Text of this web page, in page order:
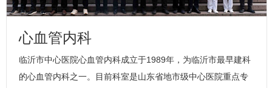
心血管内科
临沂市中心医院心血管内科成立于1989年，为临沂市最早建科
的心血管内科之一。目前科室是山东省地市级中心医院重点专